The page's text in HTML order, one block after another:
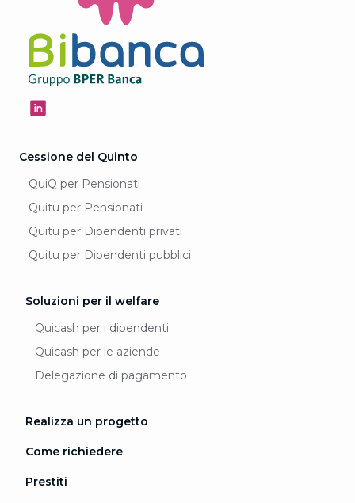
Cessione del Quinto
QuiQ per Pensionati
Quitu per Pensionati
Quitu per Dipendenti privati
Quitu per Dipendenti pubblici
Soluzioni per il welfare
Quicash per i dipendenti
Quicash per le aziende
Delegazione di pagamento
Realizza un progetto
Come richiedere
Prestiti